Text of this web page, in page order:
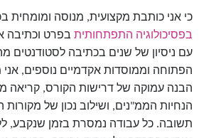
כי אני כותבת מקצועית, מנוסה ומומחית
בפסיכולוגיה התפתחותית בפרט וכתיבה
עם ניסיון של שנים בכתיבה לסטודנטים
הפתוחה וממוסדות אקדמיים נוספים,
הבנה עמוקה של דרישות הקורס, קריאה
הנחיות הממ"נים, ושילוב נכון של מקורות
תשובה. כל עבודה נמסרת בזמן שנקבע,